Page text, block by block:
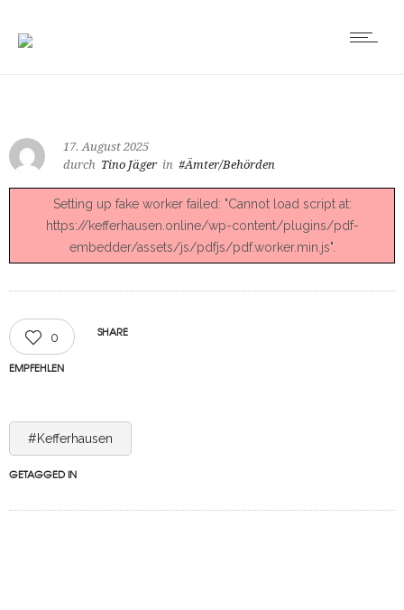
17. August 2025
durch Tino Jäger in #Ämter/Behörden
Setting up fake worker failed: "Cannot load script at:
https://kefferhausen.online/wp-content/plugins/pdf-
embedder/assets/js/pdfjs/pdf.worker.min.js".
0
EMPFEHLEN
SHARE
#Kefferhausen
GETAGGED IN